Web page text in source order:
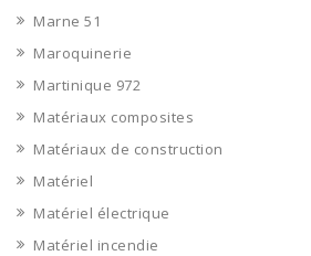
Marne 51
Maroquinerie
Martinique 972
Matériaux composites
Matériaux de construction
Matériel
Matériel électrique
Matériel incendie